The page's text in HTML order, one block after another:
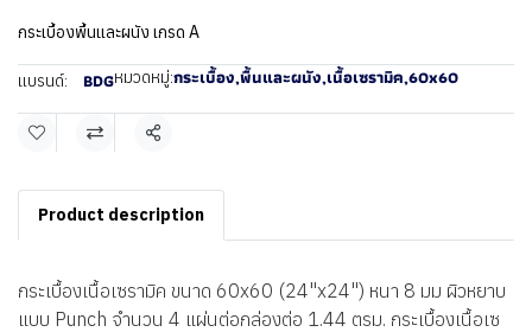
กระเบื้องพื้นและผนัง เกรด A
แบรนด์: BDGหมวดหมู่:กระเบื้อง,พื้นและผนัง,เนื้อเซรามิค,60x60
แชร์
Product description
กระเบื้องเนื้อเซรามิค ขนาด 60x60 (24"x24") หนา 8 มม ผิวหยาบ
แบบ Punch จำนวน 4 แผ่นต่อกล่องต่อ 1.44 ตรม. กระเบื้องเนื้อเซ